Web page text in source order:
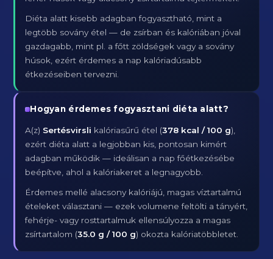
Diéta alatt kisebb adagban fogyasztható, mint a
legtöbb sovány étel — de zsírban és kalóriában jóval
gazdagabb, mint pl. a főtt zöldségek vagy a sovány
húsok, ezért érdemes a nap kalóriadúsabb
étkezéseiben tervezni.
Hogyan érdemes fogyasztani diéta alatt?
A(z) Sertésvirsli kalóriasűrű étel (378 kcal / 100 g),
ezért diéta alatt a legjobban kis, pontosan kimért
adagban működik — ideálisan a nap főétkezésébe
beépítve, ahol a kalóriakeret a legnagyobb.
Érdemes mellé alacsony kalóriájú, magas víztartalmú
ételeket választani — ezek volumene feltölti a tányért,
fehérje- vagy rosttartalmuk ellensúlyozza a magas
zsírtartalom (35.0 g / 100 g) okozta kalóriatöbbletet.